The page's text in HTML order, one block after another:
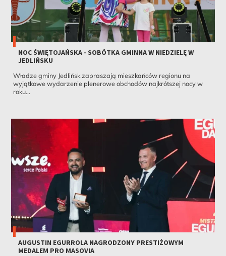
NOC ŚWIĘTOJAŃSKA - SOBÓTKA GMINNA W NIEDZIELĘ W
JEDLIŃSKU
Władze gminy Jedlińsk zapraszają mieszkańców regionu na
wyjątkowe wydarzenie plenerowe obchodów najkrótszej nocy w
roku...
AUGUSTIN EGURROLA NAGRODZONY PRESTIŻOWYM
MEDALEM PRO MASOVIA